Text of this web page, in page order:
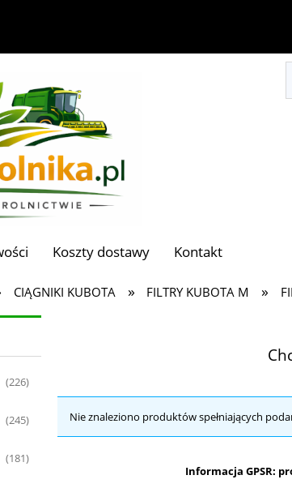
Koszty dostawy Kontakt
CIĄGNIKI KUBOTA » FILTRY KUBOTA M »
(226)
(245)
(181)
Nie znaleziono produktów spełniających
Informacja GPSR: